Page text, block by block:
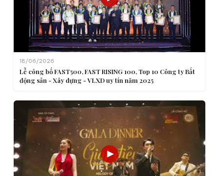
18/06/2026
Lễ công bố FAST500, FAST RISING 100, Top 10 Công ty Bất
động sản - Xây dựng - VLXD uy tín năm 2025